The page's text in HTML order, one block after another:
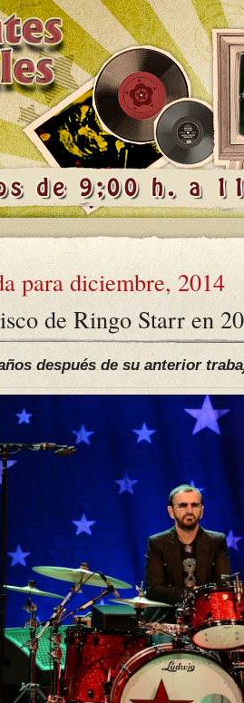
para diciembre, 2014
de Ringo Starr en
después de su anterior